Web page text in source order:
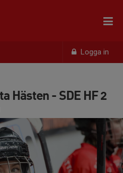
Logga in
Hästen - SDE HF 2